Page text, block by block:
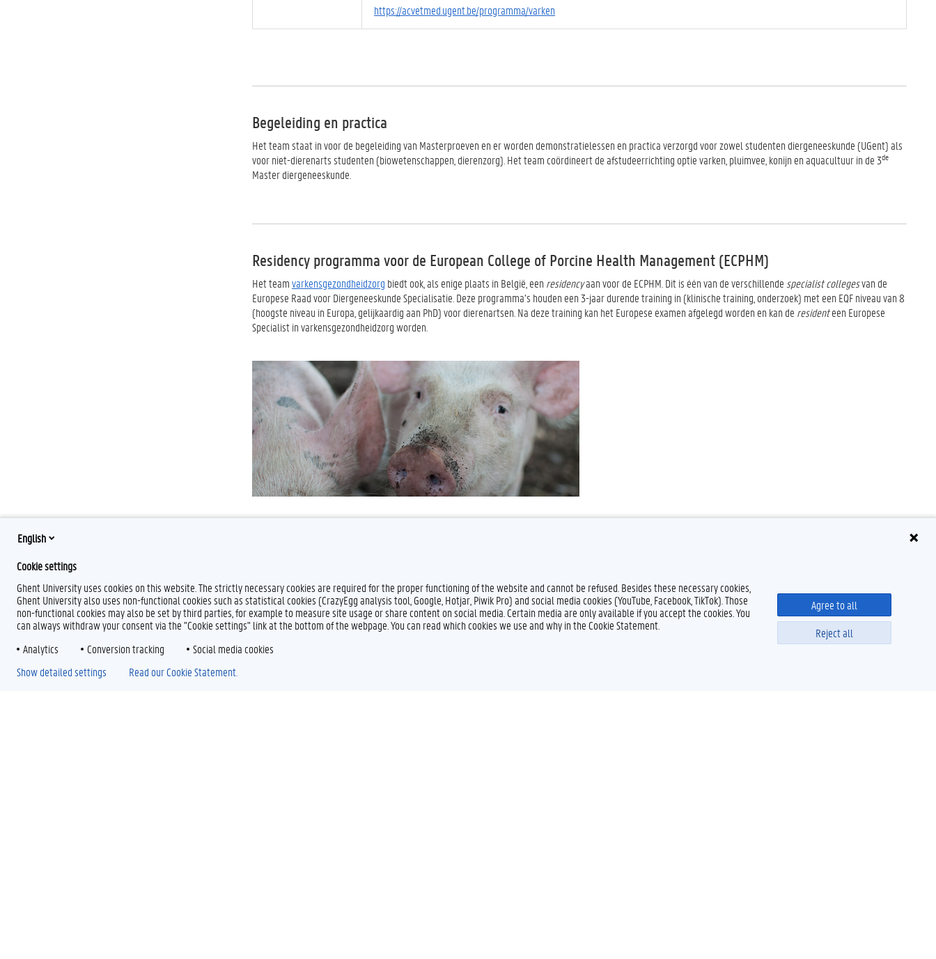
https://acvetmed.ugent.be/programma/varken
Begeleiding en practica
Het team staat in voor de begeleiding van Masterproeven en er worden demonstratielessen en practica verzorgd voor zowel studenten diergeneeskunde (UGent) als
voor niet-dierenarts studenten (biowetenschappen, dierenzorg). Het team coördineert de afstudeerrichting optie varken, pluimvee, konijn en aquacultuur in de 3de
Master diergeneeskunde.
Residency programma voor de European College of Porcine Health Management (ECPHM)
Het teamvarkensgezondheidzorg biedt ook, als enige plaats in België, een residencyaan voor de ECPHM. Dit is één van de verschillende specialist collegesvan de
Europese Raad voor Diergeneeskunde Specialisatie. Deze programma’s houden een 3-jaar durende training in (klinische training, onderzoek) met een EQF niveau van 8
(hoogste niveau in Europa, gelijkaardig aan PhD) voor dierenartsen. Na deze training kan het Europese examen afgelegd worden en kan de residenteen Europese
Specialist in varkensgezondheidzorg worden.
English
Cookie settings
Ghent University uses cookies on this website. The strictly necessary cookies are required for the proper functioning of the website and cannot be refused. Besides these necessary cookies,
Ghent University also uses non-functional cookies such as statistical cookies (CrazyEgg analysis tool, Google, Hotjar, Piwik Pro) and social media cookies (YouTube, Facebook, TikTok). Those
non-functional cookies may also be set by third parties, for example to measure site usage or share content on social media. Certain media are only available if you accept the cookies. You
can always withdraw your consent via the "Cookie settings" link at the bottom of the webpage. You can read which cookies we use and why in the Cookie Statement.
Analytics
Conversion tracking Social media cookies
Agree to all
Reject all
Show detailed settings Read our Cookie Statement.